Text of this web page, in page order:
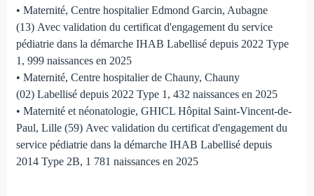
• Maternité, Centre hospitalier Edmond Garcin, Aubagne
(13) Avec validation du certificat d'engagement du service
pédiatrie dans la démarche IHAB Labellisé depuis 2022 Type
1, 999 naissances en 2025
• Maternité, Centre hospitalier de Chauny, Chauny
(02) Labellisé depuis 2022 Type 1, 432 naissances en 2025
• Maternité et néonatologie, GHICL Hôpital Saint-Vincent-de-
Paul, Lille (59) Avec validation du certificat d'engagement du
service pédiatrie dans la démarche IHAB Labellisé depuis
2014 Type 2B, 1 781 naissances en 2025